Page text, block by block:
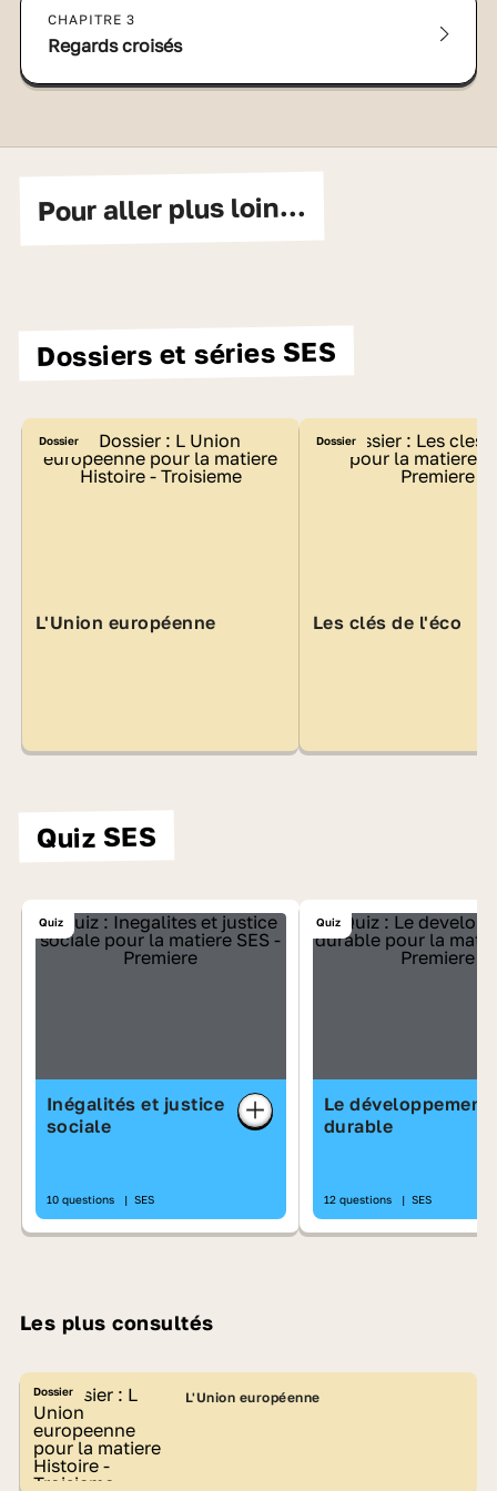
CHAPITRE 3
Regards croisés
Pour aller plus loin...
Dossiers et séries SES
Dossier
L'Union européenne
Dossier
Les clés de l'éco
Quiz SES
Quiz
Inégalités et justice
sociale
10 questions | SES
Quiz
Le développement
durable
12 questions | SES
Les plus consultés
Dossier L'Union européenne